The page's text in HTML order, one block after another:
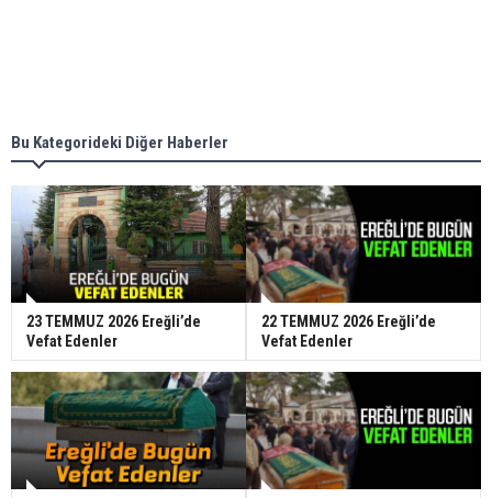
Bu Kategorideki Diğer Haberler
23 TEMMUZ 2026 Ereğli’de
Vefat Edenler
22 TEMMUZ 2026 Ereğli’de
Vefat Edenler